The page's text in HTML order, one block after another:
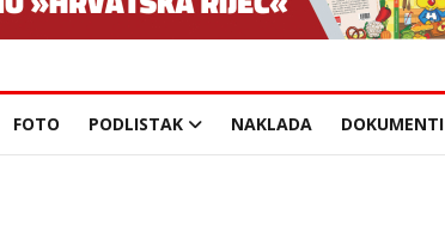
FOTO PODLISTAK NAKLADA DOKUMENTI